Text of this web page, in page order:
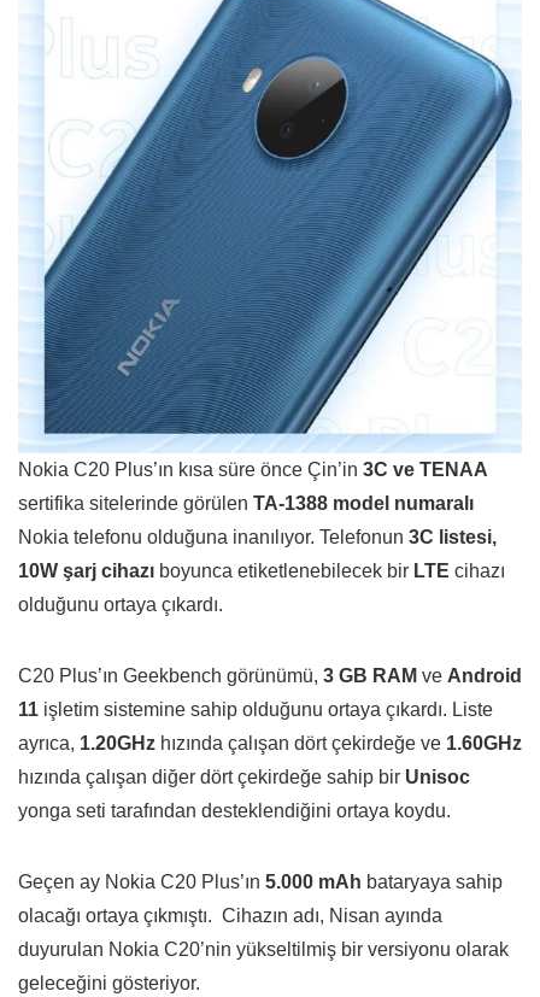
Nokia C20 Plus’ın kısa süre önce Çin’in 3C ve TENAA
sertifika sitelerinde görülen TA-1388 model numaralı
Nokia telefonu olduğuna inanılıyor. Telefonun 3C listesi,
10W şarj cihazı boyunca etiketlenebilecek bir LTE cihazı
olduğunu ortaya çıkardı.
C20 Plus’ın Geekbench görünümü, 3 GB RAM ve Android
11 işletim sistemine sahip olduğunu ortaya çıkardı. Liste
ayrıca, 1.20GHz hızında çalışan dört çekirdeğe ve 1.60GHz
hızında çalışan diğer dört çekirdeğe sahip bir Unisoc
yonga seti tarafından desteklendiğini ortaya koydu.
Geçen ay Nokia C20 Plus’ın 5.000 mAh bataryaya sahip
olacağı ortaya çıkmıştı. Cihazın adı, Nisan ayında
duyurulan Nokia C20’nin yükseltilmiş bir versiyonu olarak
geleceğini gösteriyor.